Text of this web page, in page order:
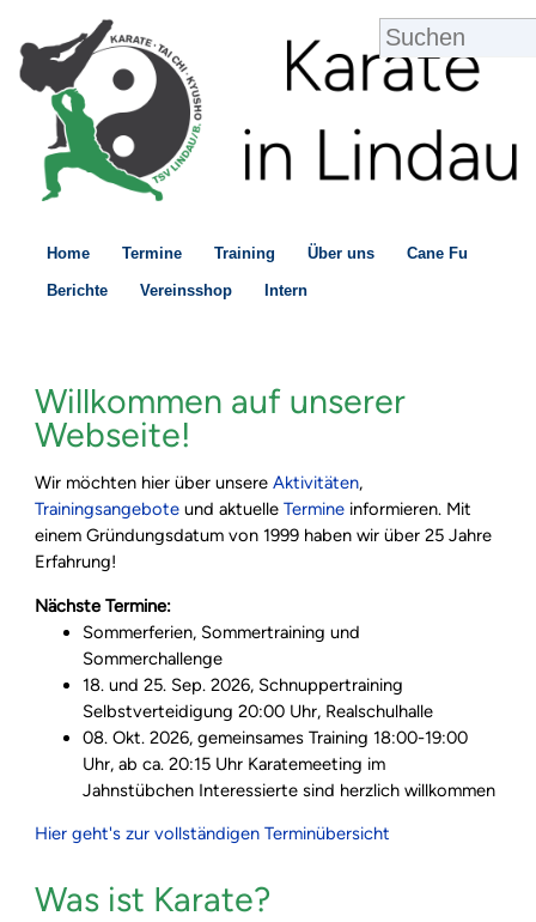
Home Termine Training Über uns Cane Fu
Berichte Vereinsshop Intern
Willkommen auf unserer
Webseite!
Wir möchten hier über unsereAktivitäten,
Trainingsangebote und aktuelleTermine informieren. Mit
einem Gründungsdatum von 1999 haben wir über 25 Jahre
Erfahrung!
Nächste Termine:
Sommerferien, Sommertraining und
Sommerchallenge
18. und 25. Sep. 2026, Schnuppertraining
Selbstverteidigung 20:00 Uhr, Realschulhalle
08. Okt. 2026, gemeinsames Training 18:00-19:00
Uhr, ab ca. 20:15 Uhr Karatemeeting im
Jahnstübchen Interessierte sind herzlich willkommen
Hier geht's zur vollständigen Terminübersicht
Was ist Karate?